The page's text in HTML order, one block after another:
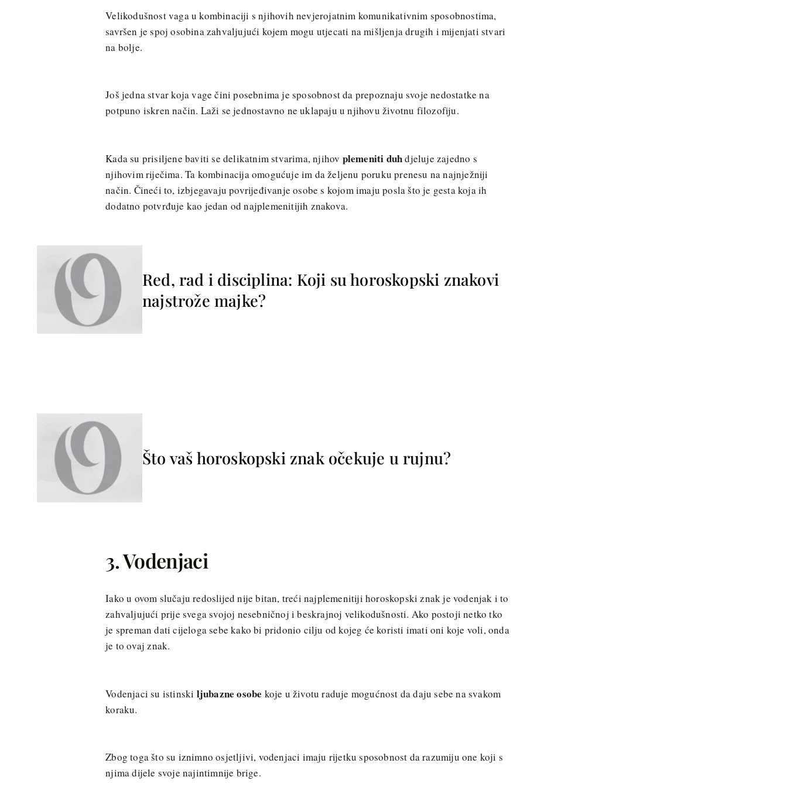
Velikodušnost vaga u kombinaciji s njihovih nevjerojatnim komunikativnim sposobnostima,
savršen je spoj osobina zahvaljujući kojem mogu utjecati na mišljenja drugih i mijenjati stvari
na bolje.
Još jedna stvar koja vage čini posebnima je sposobnost da prepoznaju svoje nedostatke na
potpuno iskren način. Laži se jednostavno ne uklapaju u njihovu životnu filozofiju.
Kada su prisiljene baviti se delikatnim stvarima, njihov plemeniti duhdjeluje zajedno s
njihovim riječima. Ta kombinacija omogućuje im da željenu poruku prenesu na najnježniji
način. Čineći to, izbjegavaju povrijeđivanje osobe s kojom imaju posla što je gesta koja ih
dodatno potvrđuje kao jedan od najplemenitijih znakova.
Red, rad i disciplina: Koji su horoskopski znakovi
najstrože majke?
Što vaš horoskopski znak očekuje u rujnu?
3. Vodenjaci
Iako u ovom slučaju redoslijed nije bitan, treći najplemenitiji horoskopski znak je vodenjak i to
zahvaljujući prije svega svojoj nesebničnoj i beskrajnoj velikodušnosti. Ako postoji netko tko
je spreman dati cijeloga sebe kako bi pridonio cilju od kojeg će koristi imati oni koje voli, onda
je to ovaj znak.
Vodenjaci su istinski ljubazne osobe koje u životu raduje mogućnost da daju sebe na svakom
koraku.
Zbog toga što su iznimno osjetljivi, vodenjaci imaju rijetku sposobnost da razumiju one koji s
njima dijele svoje najintimnije brige.